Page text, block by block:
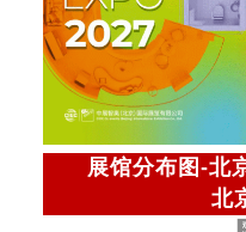
展馆分布图-北
北